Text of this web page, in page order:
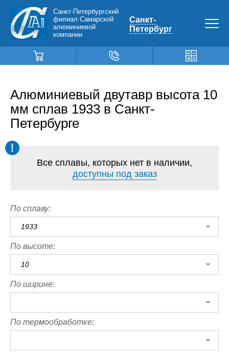
Санкт-Петербургский
филиал Самарской
алюминиевой
компании
Санкт-
Петербург
Алюминиевый двутавр высота 10
мм сплав 1933 в Санкт-
Петербурге
Все сплавы, которых нет в наличии,
доступны под заказ
По сплаву:
1933
По высоте:
10
По ширине:
По термообработке: